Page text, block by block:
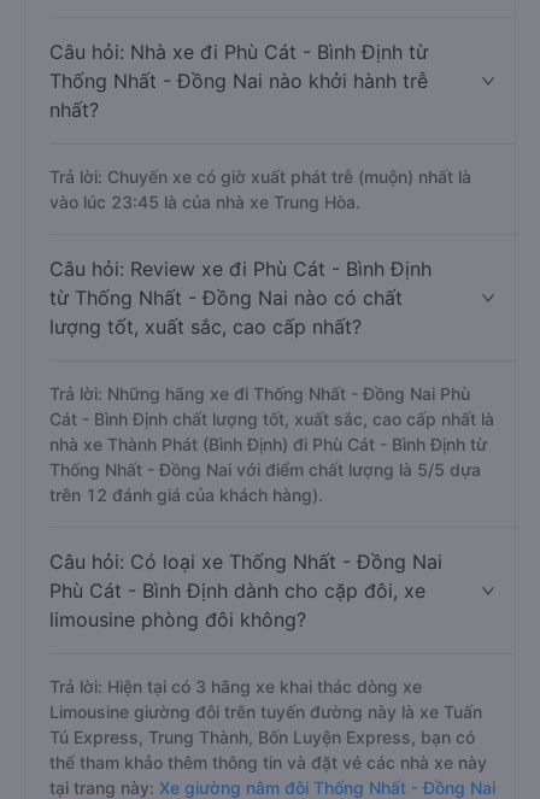
Câu hỏi: Nhà xe đi Phù Cát - Bình Định từ
Thống Nhất - Đồng Nai nào khởi hành trễ
nhất?
Trả lời: Chuyến xe có giờ xuất phát trễ (muộn) nhất là
vào lúc 23:45 là của nhà xe Trung Hòa.
Câu hỏi: Review xe đi Phù Cát - Bình Định
từ Thống Nhất - Đồng Nai nào có chất
lượng tốt, xuất sắc, cao cấp nhất?
Trả lời: Những hãng xe đi Thống Nhất - Đồng Nai Phù
Cát - Bình Định chất lượng tốt, xuất sắc, cao cấp nhất là
nhà xe Thành Phát (Bình Định) đi Phù Cát - Bình Định từ
Thống Nhất - Đồng Nai với điểm chất lượng là 5/5 dựa
trên 12 đánh giá của khách hàng).
Câu hỏi: Có loại xe Thống Nhất - Đồng Nai
Phù Cát - Bình Định dành cho cặp đôi, xe
limousine phòng đôi không?
Trả lời: Hiện tại có 3 hãng xe khai thác dòng xe
Limousine giường đôi trên tuyến đường này là xe Tuấn
Tú Express, Trung Thành, Bốn Luyện Express, bạn có
thể tham khảo thêm thông tin và đặt vé các nhà xe này
tại trang này: Xe giường nằm đôi Thống Nhất - Đồng Nai